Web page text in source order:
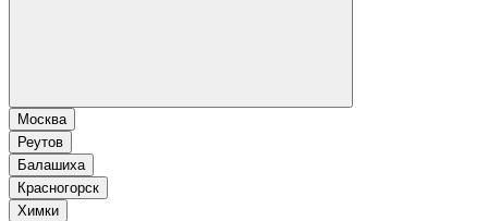
Москва
Реутов
Балашиха
Красногорск
Химки